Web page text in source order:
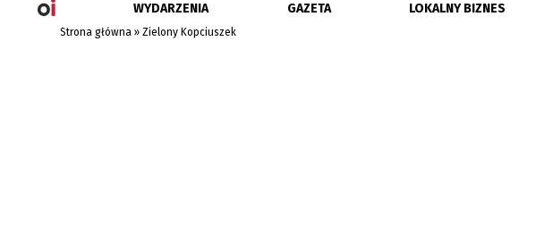
WYDARZENIA GAZETA LOKALNY BIZNES
Strona główna »Zielony Kopciuszek